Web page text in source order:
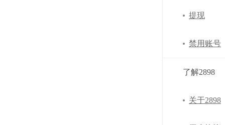
提现
禁用账号
了解2898
关于2898